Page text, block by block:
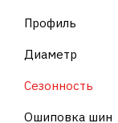
Профиль
Диаметр
Сезонность
Ошиповка шин